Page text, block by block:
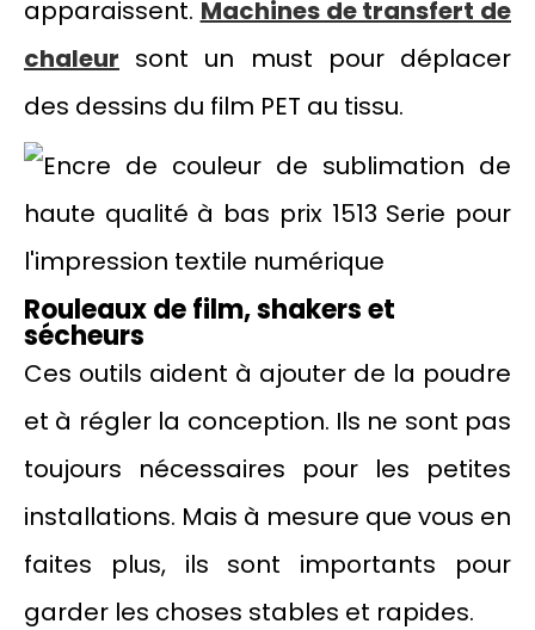
apparaissent. Machines de transfert de
chaleur sont un must pour déplacer
des dessins du film PET au tissu.
Rouleaux de film, shakers et
sécheurs
Ces outils aident à ajouter de la poudre
et à régler la conception. Ils ne sont pas
toujours nécessaires pour les petites
installations. Mais à mesure que vous en
faites plus, ils sont importants pour
garder les choses stables et rapides.